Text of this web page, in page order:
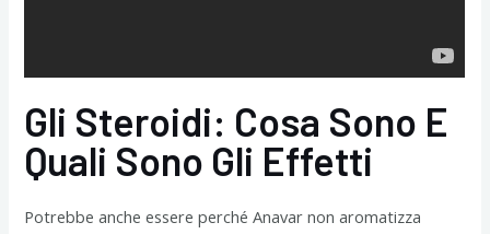
Gli Steroidi: Cosa Sono E
Quali Sono Gli Effetti
Potrebbe anche essere perché Anavar non aromatizza